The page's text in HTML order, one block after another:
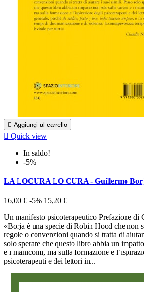
 Aggiungi al carrello
 Quick view
In saldo!
-5%
LA LOCURA LO CURA - Guillermo
16,00 € -5% 15,20 €
Un manifesto psicoterapeutico Prefazione di
«Borja è una specie di Robin Hood che non
regole o convenzioni quando si tratta di
solo sperare che questo libro abbia un
e i manicomi, ma sulla formazione e
psicoterapeuti e dei lettori in...